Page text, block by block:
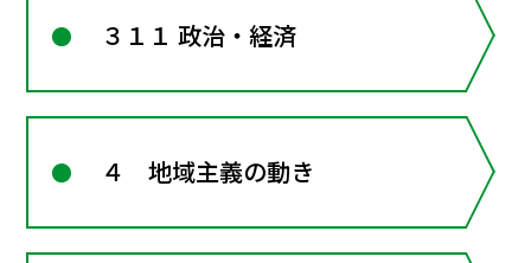
３１１ 政治・経済
４ 地域主義の動き